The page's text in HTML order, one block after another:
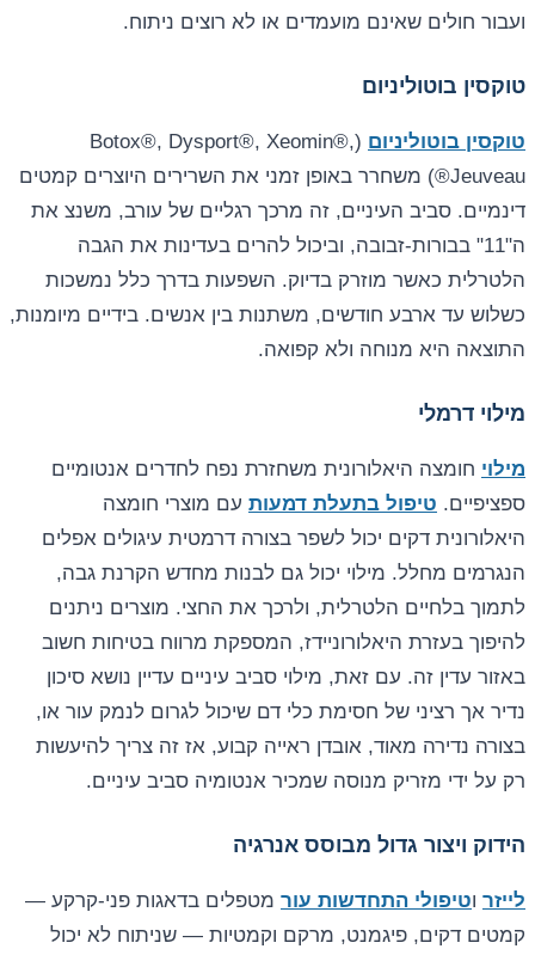
ועבור חולים שאינם מועמדים או לא רוצים ניתוח.
טוקסין בוטוליניום
טוקסין בוטוליניום
(Botox®, Dysport®, Xeomin®,
Jeuveau®) משחרר באופן זמני את השרירים היוצרים קמטים
דינמיים. סביב העיניים, זה מרכך רגליים של עורב, משנצ את
ה"11" בבורות-זבובה, וביכול להרים בעדינות את הגבה
הלטרלית כאשר מוזרק בדיוק. השפעות בדרך כלל נמשכות
כשלוש עד ארבע חודשים, משתנות בין אנשים. בידיים מיומנות,
התוצאה היא מנוחה ולא קפואה.
מילוי דרמלי
מילוי חומצה היאלורונית משחזרת נפח לחדרים אנטומיים
ספציפיים. טיפול בתעלת דמעות עם מוצרי חומצה
היאלורונית דקים יכול לשפר בצורה דרמטית עיגולים אפלים
הנגרמים מחלל. מילוי יכול גם לבנות מחדש הקרנת גבה,
לתמוך בלחיים הלטרלית, ולרכך את החצי. מוצרים ניתנים
להיפוך בעזרת היאלורוניידז, המספקת מרווח בטיחות חשוב
באזור עדין זה. עם זאת, מילוי סביב עיניים עדיין נושא סיכון
נדיר אך רציני של חסימת כלי דם שיכול לגרום לנמק עור או,
בצורה נדירה מאוד, אובדן ראייה קבוע, אז זה צריך להיעשות
רק על ידי מזריק מנוסה שמכיר אנטומיה סביב עיניים.
הידוק ויצור גדול מבוסס אנרגיה
לייזר וטיפולי התחדשות עור מטפלים בדאגות פני-קרקע —
קמטים דקים, פיגמנט, מרקם וקמטיות — שניתוח לא יכול